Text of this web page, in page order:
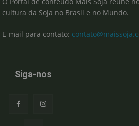
cultura da Soja no Brasil e no Mundo.
E-mail para contato:
Siga-nos